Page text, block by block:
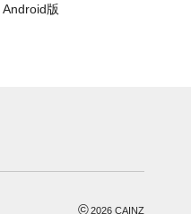
Android版
©2026 CAINZ